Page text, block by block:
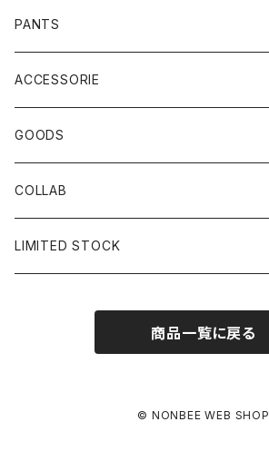
PANTS
ACCESSORIE
CAP
BUCKET HAT
SOCKS
GOODS
STICKER
GLASS
COLLAB
×岩井ジョニ男
LIMITED STOCK
商品一覧に戻る
© NONBEE WEB SHOP